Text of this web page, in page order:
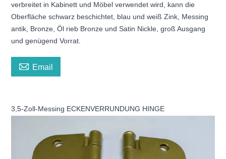
verbreitet in Kabinett und Möbel verwendet wird, kann die
Oberfläche schwarz beschichtet, blau und weiß Zink, Messing
antik, Bronze, Öl rieb Bronze und Satin Nickle, groß Ausgang
und genügend Vorrat.
 Email
3,5-Zoll-Messing ECKENVERRUNDUNG HINGE